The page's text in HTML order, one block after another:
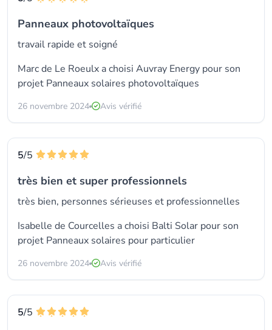
Panneaux photovoltaïques
travail rapide et soigné
Marc de Le Roeulx a choisi Auvray Energy pour son
projet Panneaux solaires photovoltaïques
26 novembre 2024 Avis vérifié
5/5
très bien et super professionnels
très bien, personnes sérieuses et professionnelles
Isabelle de Courcelles a choisi Balti Solar pour son
projet Panneaux solaires pour particulier
26 novembre 2024 Avis vérifié
5/5